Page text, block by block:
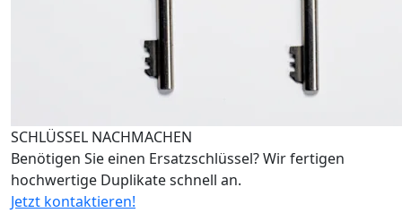
SCHLÜSSEL NACHMACHEN
Benötigen Sie einen Ersatzschlüssel? Wir fertigen
hochwertige Duplikate schnell an.
Jetzt kontaktieren!